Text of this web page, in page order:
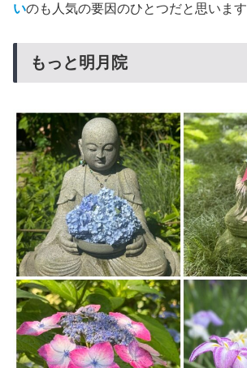
いのも人気の要因のひとつだと思います
もっと明月院